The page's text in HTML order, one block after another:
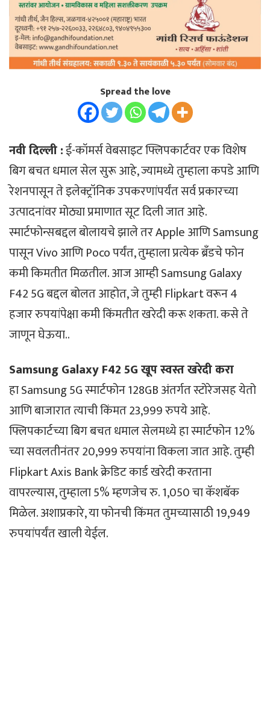
Spread the love
नवी दिल्ली :ई-कॉमर्स वेबसाइट फ्लिपकार्टवर एक विशेष
बिग बचत धमाल सेल सुरू आहे, ज्यामध्ये तुम्हाला कपडे आणि
रेशनपासून ते इलेक्ट्रॉनिक उपकरणांपर्यंत सर्व प्रकारच्या
उत्पादनांवर मोठ्या प्रमाणात सूट दिली जात आहे.
स्मार्टफोन्सबद्दल बोलायचे झाले तर Apple आणि Samsung
पासून Vivo आणि Poco पर्यंत, तुम्हाला प्रत्येक ब्रँडचे फोन
कमी किमतीत मिळतील. आज आम्ही Samsung Galaxy
F42 5G बद्दल बोलत आहोत, जे तुम्ही Flipkart वरून 4
हजार रुपयांपेक्षा कमी किंमतीत खरेदी करू शकता. कसे ते
जाणून घेऊया..
Samsung Galaxy F42 5G खूप स्वस्त खरेदी करा
हा Samsung 5G स्मार्टफोन 128GB अंतर्गत स्टोरेजसह येतो
आणि बाजारात त्याची किंमत 23,999 रुपये आहे.
फ्लिपकार्टच्या बिग बचत धमाल सेलमध्ये हा स्मार्टफोन 12%
च्या सवलतीनंतर 20,999 रुपयांना विकला जात आहे. तुम्ही
Flipkart Axis Bank क्रेडिट कार्ड खरेदी करताना
वापरल्यास, तुम्हाला 5% म्हणजेच रु. 1,050 चा कॅशबॅक
मिळेल. अशाप्रकारे, या फोनची किंमत तुमच्यासाठी 19,949
रुपयांपर्यंत खाली येईल.